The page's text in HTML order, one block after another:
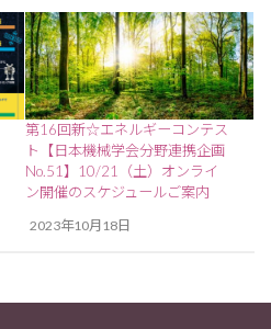
第16回新☆エネルギーコンテス
ト【日本機械学会分野連携企画
No.51】10/21（土）オンライ
ン開催のスケジュールご案内
2023年10月18日